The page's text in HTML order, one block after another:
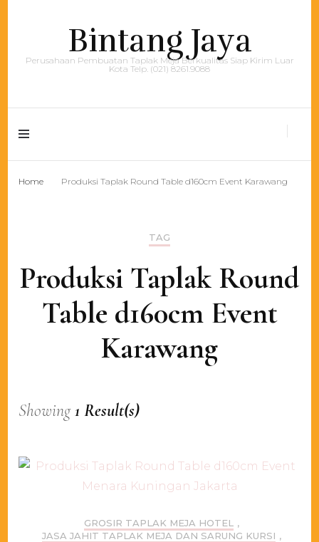
Bintang Jaya
Perusahaan Pembuatan Taplak Meja Berkualitas Siap Kirim Luar
Kota Telp. (021) 8261.9088
Home Produksi Taplak Round Table d160cm Event Karawang
TAG
Produksi Taplak Round
Table d160cm Event
Karawang
Showing1 Result(s)
GROSIR TAPLAK MEJA HOTEL
,
JASA JAHIT TAPLAK MEJA DAN SARUNG KURSI ,